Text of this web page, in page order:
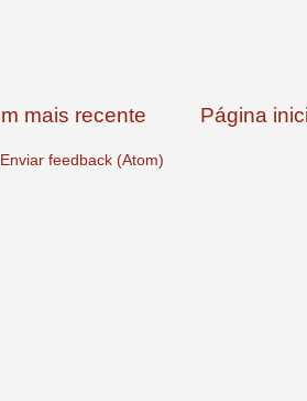
mais recente Página
Enviar feedback (Atom)